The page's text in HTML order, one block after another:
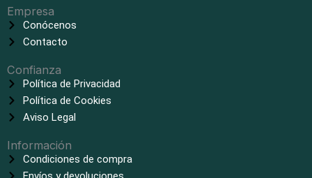
Empresa
Conócenos
Contacto
Confianza
Política de Privacidad
Política de Cookies
Aviso Legal
Información
Condiciones de compra